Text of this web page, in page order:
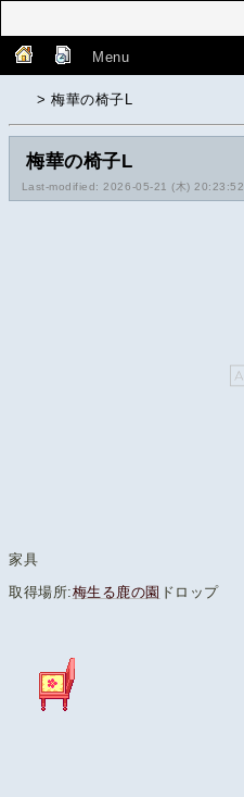
Menu
> 梅華の椅子L
梅華の椅子L
Last-modified: 2026-05-21 (木) 20:23:52
家具
取得場所:梅生る鹿の園 ドロップ